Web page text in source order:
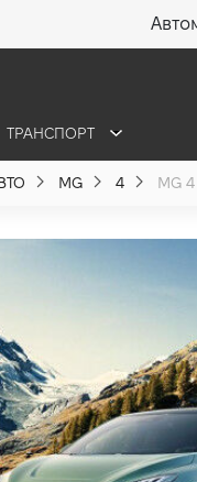
ТРАНСПОРТ
MG 4 MG